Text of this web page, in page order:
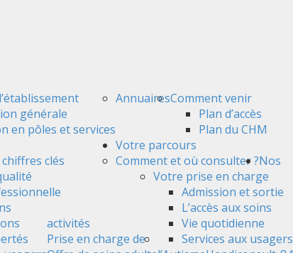
générale
en pôles et services
clés
AnnuairesComment venir
Plan d’accès
Plan du CHM
Votre parcours
Comment et où consulter ?
Votre prise en charge
Admission et sortie
L’accès aux soins
Vie quotidienne
Services aux usagers
Nos
activités
Prise en charge de